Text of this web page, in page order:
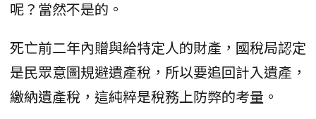
呢？當然不是的。
死亡前二年內贈與給特定人的財產，國稅局認定
是民眾意圖規避遺產稅，所以要追回計入遺產，
繳納遺產稅，這純粹是稅務上防弊的考量。